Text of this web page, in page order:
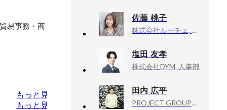
易事務・商
もっと見る
もっと見る
佐藤 桃子
株式会社ルーチェ, インサイドセールス
塩田 友孝
株式会社DYM, 人事部
田内 広平
PROJECT GROUP株式会社, 代表取締役CEO